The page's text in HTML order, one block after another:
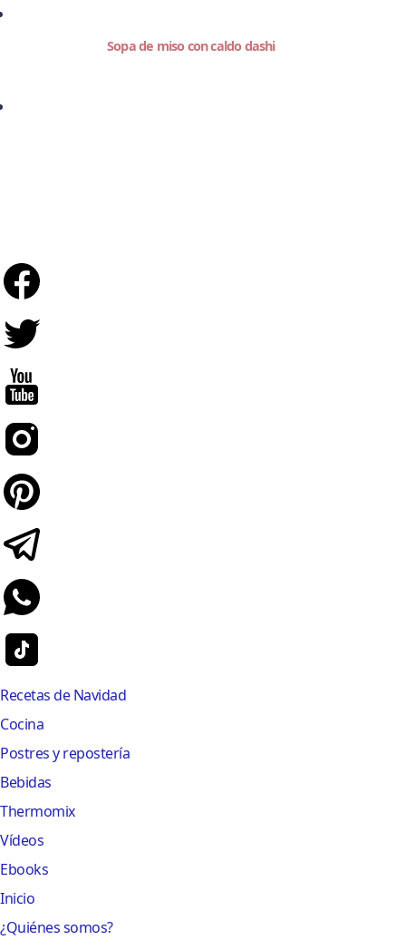
Sopa de miso con caldo dashi
Recetas de Navidad
Cocina
Postres y repostería
Bebidas
Thermomix
Vídeos
Ebooks
Inicio
¿Quiénes somos?